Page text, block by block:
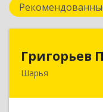
Григорьев
Шарья157505,